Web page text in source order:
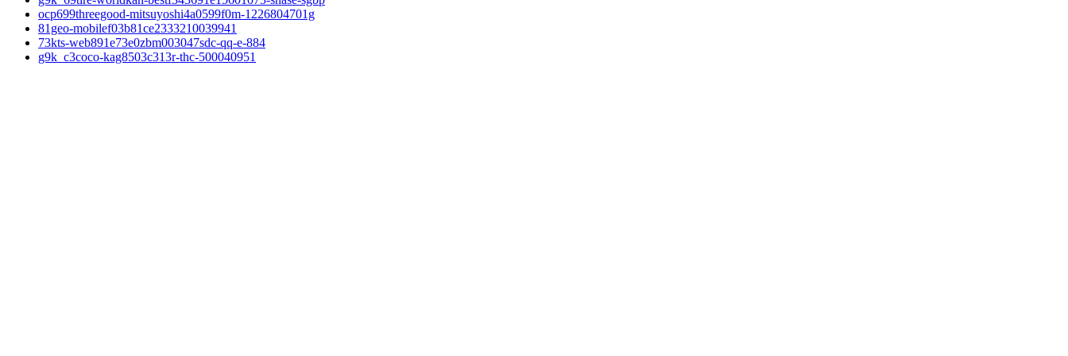
ocp699threegood-mitsuyoshi4a0599f0m-1226804701g
81geo-mobilef03b81ce2333210039941
73kts-web891e73e0zbm003047sdc-qq-e-884
g9k_c3coco-kag8503c313r-thc-500040951